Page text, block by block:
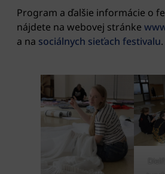
Program a ďalšie informácie o
nájdete na webovej stránke
a na sociálnych sieťach festivalu.